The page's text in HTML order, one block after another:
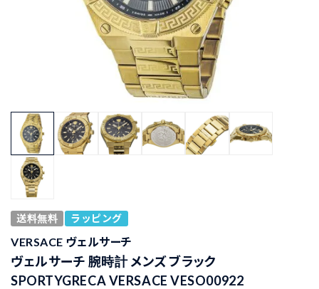
送料無料 ラッピング
VERSACE ヴェルサーチ
ヴェルサーチ 腕時計 メンズ ブラック
SPORTYGRECA VERSACE VESO00922